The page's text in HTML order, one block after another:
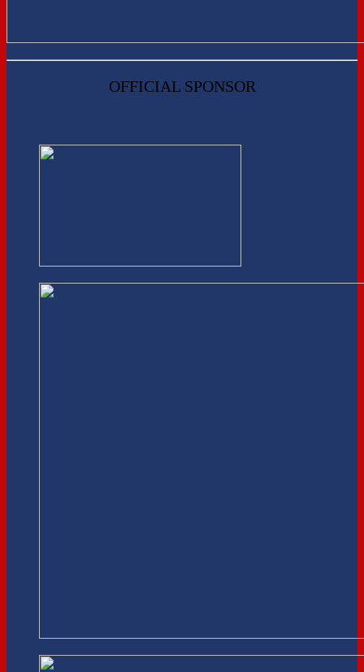
OFFICIAL SPONSOR